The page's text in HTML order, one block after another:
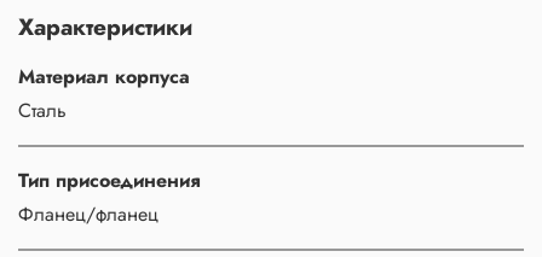
Характеристики
Материал корпуса
Сталь
Тип присоединения
Фланец/фланец